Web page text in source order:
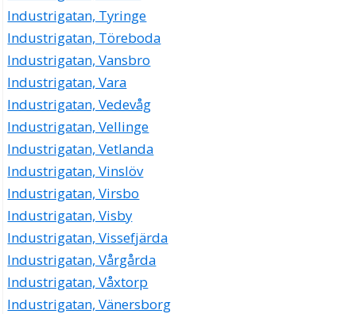
Industrigatan, Tyringe
Industrigatan, Töreboda
Industrigatan, Vansbro
Industrigatan, Vara
Industrigatan, Vedevåg
Industrigatan, Vellinge
Industrigatan, Vetlanda
Industrigatan, Vinslöv
Industrigatan, Virsbo
Industrigatan, Visby
Industrigatan, Vissefjärda
Industrigatan, Vårgårda
Industrigatan, Våxtorp
Industrigatan, Vänersborg